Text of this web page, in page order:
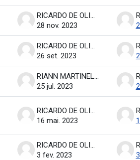
RICARDO DE OLIVEIRA BRASIL COSTA
28 nov. 2023
RICARDO DE OLIVEIRA BRASIL COSTA
26 set. 2023
RIANN MARTINELLI BATISTA
25 jul. 2023
RICARDO DE OLIVEIRA BRASIL COSTA
16 mai. 2023
RICARDO DE OLIVEIRA BRASIL COSTA
3 fev. 2023